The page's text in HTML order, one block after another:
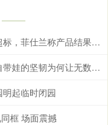
永宝网 美素力婴儿配方奶粉被检出铅超标，菲仕兰称产品结果符合标准并要求复核
一片红配资 褪去明星光环，张柏芝独自带娃的坚韧为何让无数妈妈共情
起临时闭园
框 场面震撼